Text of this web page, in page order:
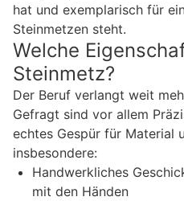
hat und exemplarisch für
Steinmetzen steht.
Welche
Steinmetz?
Der Beruf verlangt weit
Gefragt sind vor allem
echtes Gespür für Material
insbesondere:
Handwerkliches
mit den Händen